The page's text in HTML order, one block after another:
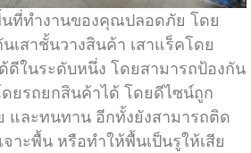
ที่ทำงานของคุณปลอดภัย โดย
เสาชั้นวางสินค้า เสาแร็คโดย
ดีในระดับหนึ่ง โดยสามารถป้องกัน
ยรถยกสินค้าได้ โดยดีไซน์ถูก
และทนทาน อีกทั้งยังสามารถติด
าะพื้น หรือทำให้พื้นเป็นรูให้เสีย